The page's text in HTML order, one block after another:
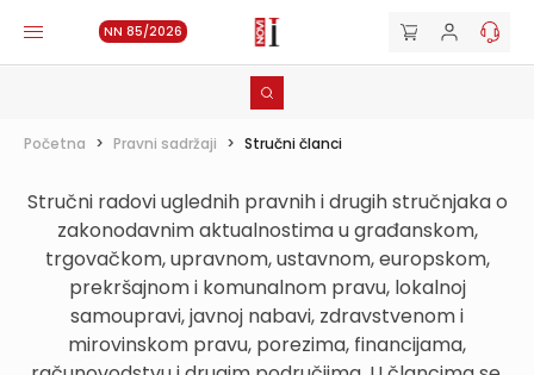
NN 85/2026
Početna > Pravni sadržaji > Stručni članci
Stručni radovi uglednih pravnih i drugih stručnjaka o
zakonodavnim aktualnostima u građanskom,
trgovačkom, upravnom, ustavnom, europskom,
prekršajnom i komunalnom pravu, lokalnoj
samoupravi, javnoj nabavi, zdravstvenom i
mirovinskom pravu, porezima, financijama,